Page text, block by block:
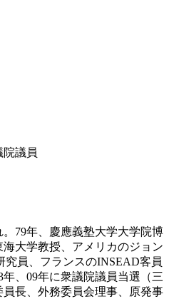
議員
79年、慶應義塾大学大学院博
大学教授、アメリカのジョン
究員、フランスのINSEAD客員
、09年に衆議院議員当選（三
長、外務委員会理事、原発事